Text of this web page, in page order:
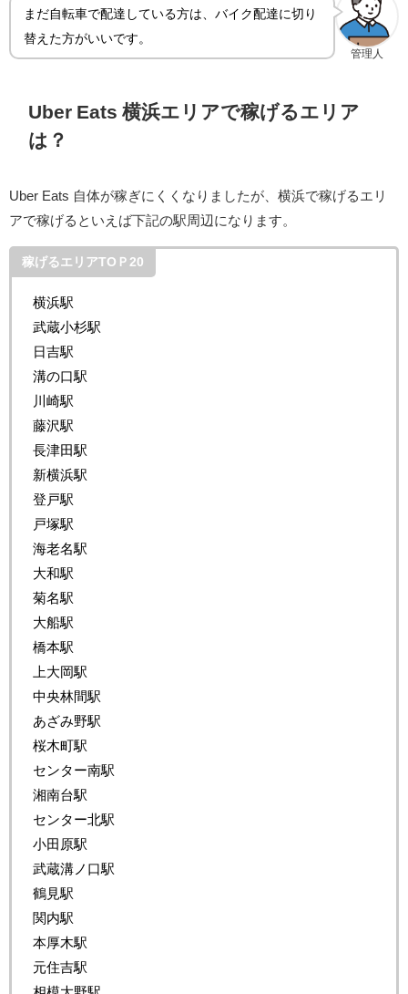
管理人
まだ自転車で配達している方は、バイク配達に切り
替えた方がいいです。
Uber Eats 横浜エリアで稼げるエリア
は？
Uber Eats 自体が稼ぎにくくなりましたが、横浜で稼げるエリ
アで稼げるといえば下記の駅周辺になります。
稼げるエリアTOＰ20
横浜駅
武蔵小杉駅
日吉駅
溝の口駅
川崎駅
藤沢駅
長津田駅
新横浜駅
登戸駅
戸塚駅
海老名駅
大和駅
菊名駅
大船駅
橋本駅
上大岡駅
中央林間駅
あざみ野駅
桜木町駅
センター南駅
湘南台駅
センター北駅
小田原駅
武蔵溝ノ口駅
鶴見駅
関内駅
本厚木駅
元住吉駅